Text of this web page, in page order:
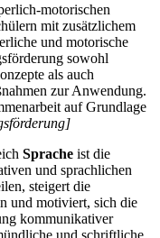
motorischen
mit zusätzlichem
und motorische
sowohl
als auch
zur Anwendung.
auf Grundlage
Sprache ist die
und sprachlichen
steigert die
und motiviert, sich die
kommunikativer
und schriftliche